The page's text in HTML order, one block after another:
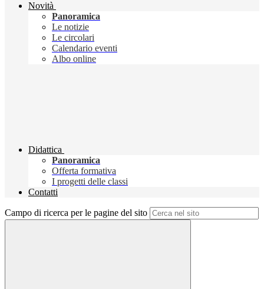
Novità
Panoramica
Le notizie
Le circolari
Calendario eventi
Albo online
Didattica
Panoramica
Offerta formativa
I progetti delle classi
Contatti
Campo di ricerca per le pagine del sito